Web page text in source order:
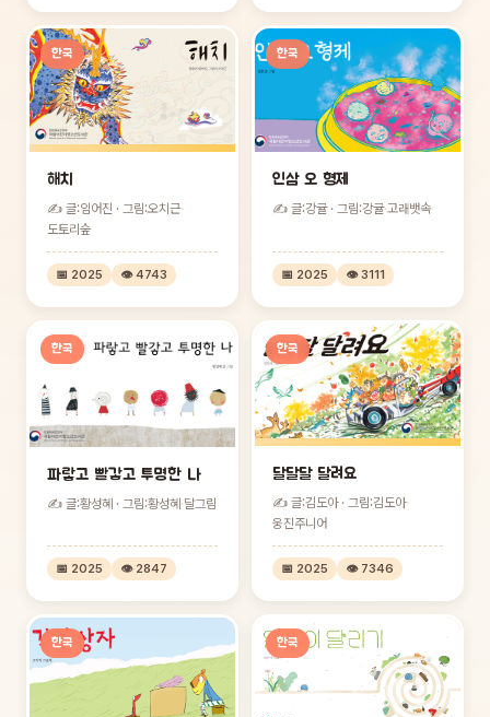
한국
해치
✍ 글:임어진 · 그림:오치근·
도토리숲
📅 2025 👁 4743
한국
인삼 오 형제
✍ 글:강귤 · 그림:강귤·고래뱃속
📅 2025 👁 3111
한국
파랗고 빨갛고 투명한 나
✍ 글:황성혜 · 그림:황성혜·달그림
📅 2025 👁 2847
한국
달달달 달려요
✍ 글:김도아 · 그림:김도아·
웅진주니어
📅 2025 👁 7346
한국 한국